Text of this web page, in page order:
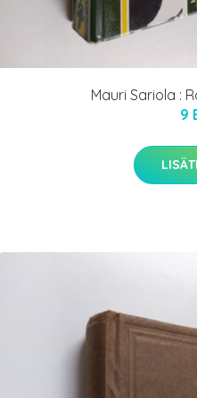
Mauri Sariola :
9